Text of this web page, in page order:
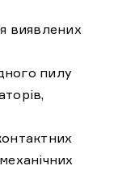
виявлених
пилу